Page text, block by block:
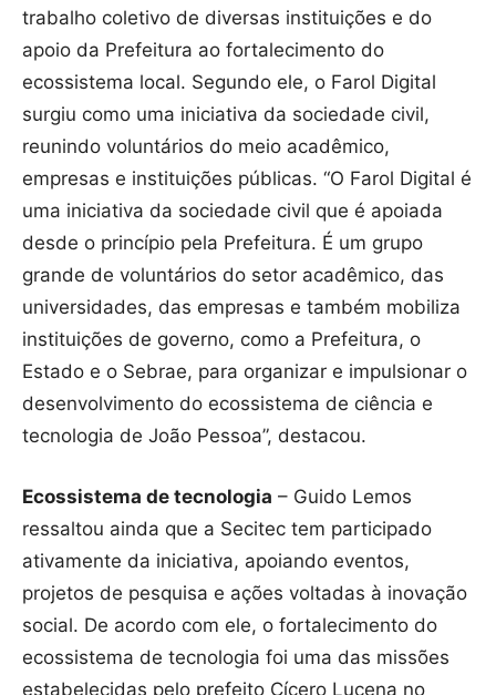
trabalho coletivo de diversas instituições e do
apoio da Prefeitura ao fortalecimento do
ecossistema local. Segundo ele, o Farol Digital
surgiu como uma iniciativa da sociedade civil,
reunindo voluntários do meio acadêmico,
empresas e instituições públicas. “O Farol Digital é
uma iniciativa da sociedade civil que é apoiada
desde o princípio pela Prefeitura. É um grupo
grande de voluntários do setor acadêmico, das
universidades, das empresas e também mobiliza
instituições de governo, como a Prefeitura, o
Estado e o Sebrae, para organizar e impulsionar o
desenvolvimento do ecossistema de ciência e
tecnologia de João Pessoa”, destacou.
Ecossistema de tecnologia – Guido Lemos
ressaltou ainda que a Secitec tem participado
ativamente da iniciativa, apoiando eventos,
projetos de pesquisa e ações voltadas à inovação
social. De acordo com ele, o fortalecimento do
ecossistema de tecnologia foi uma das missões
estabelecidas pelo prefeito Cícero Lucena no